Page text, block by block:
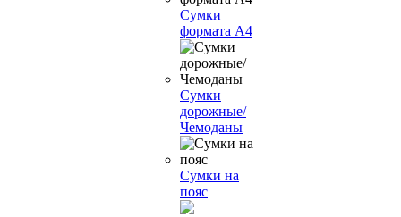
Сумки
формата А4
Сумки
дорожные/
Чемоданы
Сумки на
пояс